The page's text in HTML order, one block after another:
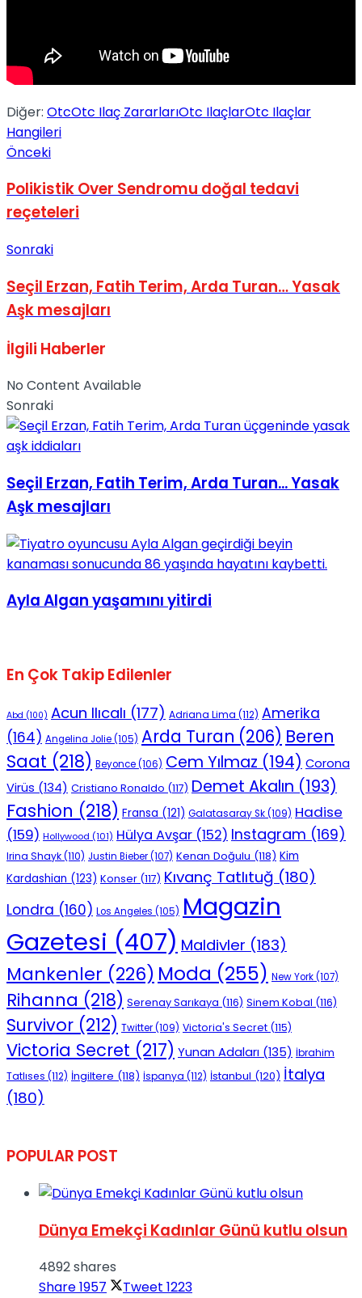
Diğer: OtcOtc Ilaç ZararlarıOtc IlaçlarOtc Ilaçlar
Hangileri
Önceki
Polikistik Over Sendromu doğal tedavi
reçeteleri
Sonraki
Seçil Erzan, Fatih Terim, Arda Turan… Yasak
Aşk mesajları
İlgili Haberler
No Content Available
Sonraki
Seçil Erzan, Fatih Terim, Arda Turan... Yasak
Aşk mesajları
Ayla Algan yaşamını yitirdi
En Çok Takip Edilenler
Abd (100) Acun Ilıcalı (177) Adriana Lima (112) Amerika
(164) Angelina Jolie(105) Arda Turan (206) Beren
Saat (218) Beyonce(106) Cem Yılmaz (194) Corona
Virüs (134) Cristiano Ronaldo (117) Demet Akalın (193)
Fashion (218) Fransa (121) Galatasaray Sk(109) Hadise
(159) Hollywood (101) Hülya Avşar (152) Instagram (169)
Irina Shayk(110) Justin Bieber(107) Kenan Doğulu (118) Kim
Kardashian (123) Konser (117) Kıvanç Tatlıtuğ (180)
Londra (160) Los Angeles (105) Magazin
Gazetesi (407) Maldivler (183)
Mankenler (226) Moda (255) New York(107)
Rihanna (218) Serenay Sarıkaya (116) Sinem Kobal (116)
Survivor (212) Twitter(109) Victoria's Secret (115)
Victoria Secret (217) Yunan Adaları (135) İbrahim
Tatlıses (112) İngiltere (118) İspanya (112) İstanbul (120) İtalya
(180)
POPULAR POST
Dünya Emekçi Kadınlar Günü kutlu olsun
4892 shares
Share1957 Tweet 1223